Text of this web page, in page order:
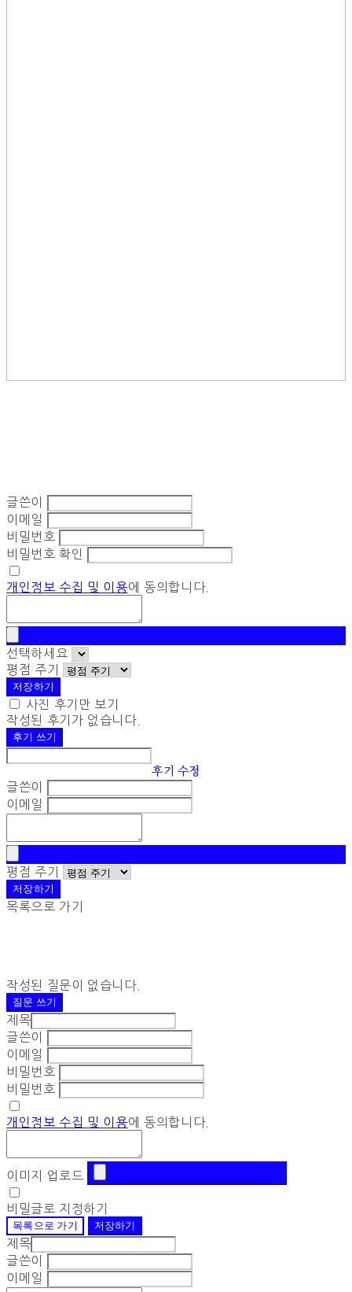
글쓴이
이메일
비밀번호
비밀번호 확인
개인정보 수집 및 이용에 동의합니다.
선택하세요
평점 주기
저장하기
사진 후기만 보기
작성된 후기가 없습니다.
후기 쓰기
후기 수정
글쓴이
이메일
평점 주기
저장하기
목록으로 가기
작성된 질문이 없습니다.
질문 쓰기
제목
글쓴이
이메일
비밀번호
비밀번호
개인정보 수집 및 이용에 동의합니다.
이미지 업로드
비밀글로 지정하기
목록으로 가기
저장하기
제목
글쓴이
이메일